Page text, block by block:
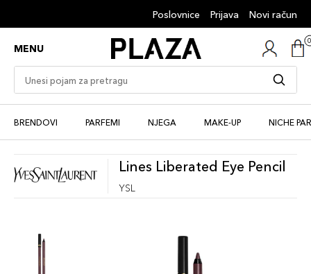
Poslovnice Prijava Novi račun
MENU
BRENDOVI PARFEMI NJEGA MAKE-UP NICHE
Lines Liberated Eye Pencil
YSL